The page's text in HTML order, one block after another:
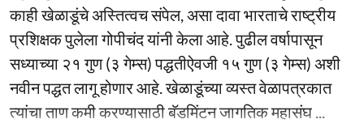
काही खेळाडूंचे अस्तित्वच संपेल, असा दावा भारताचे राष्ट्रीय
प्रशिक्षक पुलेला गोपीचंद यांनी केला आहे. पुढील वर्षापासून
सध्याच्या २१ गुण (३ गेम्स) पद्धतीऐवजी १५ गुण (३ गेम्स) अशी
नवीन पद्धत लागू होणार आहे. खेळाडूंच्या व्यस्त वेळापत्रकात
त्यांचा ताण कमी करण्यासाठी बॅडमिंटन जागतिक महासंघ ...